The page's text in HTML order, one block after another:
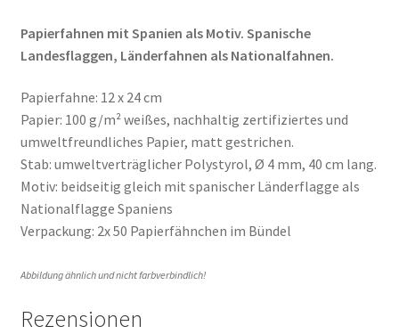
Papierfahnen mit Spanien als Motiv. Spanische
Landesflaggen, Länderfahnen als Nationalfahnen.
Papierfahne: 12 x 24 cm
Papier: 100 g/m² weißes, nachhaltig zertifiziertes und
umweltfreundliches Papier, matt gestrichen.
Stab: umweltverträglicher Polystyrol, Ø 4 mm, 40 cm lang.
Motiv: beidseitig gleich mit spanischer Länderflagge als
Nationalflagge Spaniens
Verpackung: 2x 50 Papierfähnchen im Bündel
Abbildung ähnlich und nicht farbverbindlich!
Rezensionen